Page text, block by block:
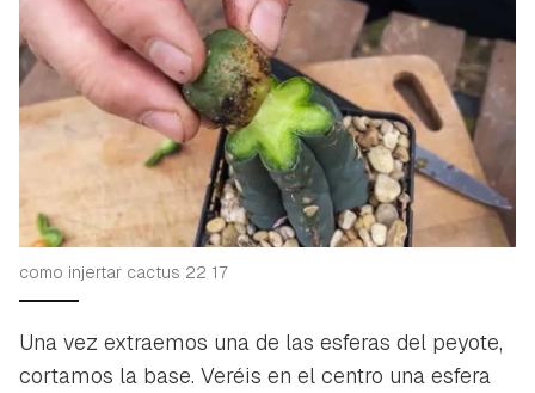
como injertar cactus 22 17
Una vez extraemos una de las esferas del peyote,
cortamos la base. Veréis en el centro una esfera